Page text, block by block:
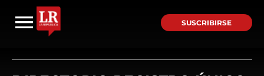
SUSCRIBIRSE